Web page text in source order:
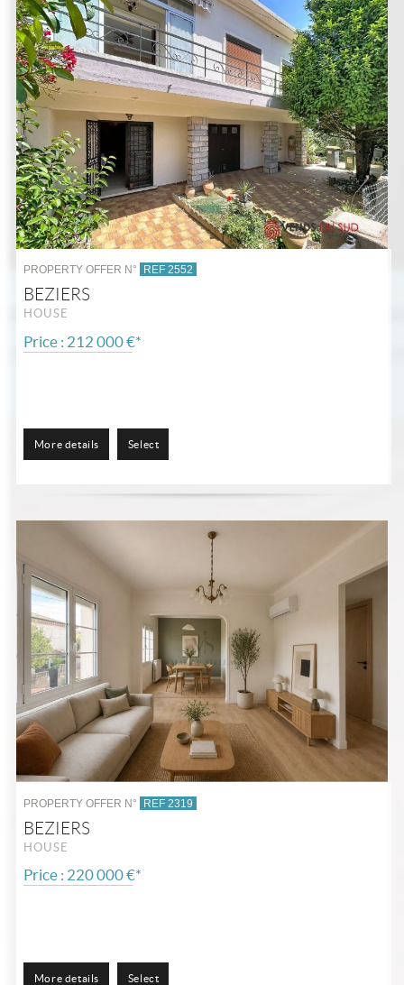
PROPERTY OFFER N° REF 2552
BEZIERS
HOUSE
Price : 212 000 €*
More details Select
PROPERTY OFFER N° REF 2319
BEZIERS
HOUSE
Price : 220 000 €*
More details Select